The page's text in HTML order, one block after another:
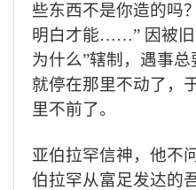
些东西不是你造的吗
明白才能……” 因被
为什么”辖制，遇事
就停在那里不动了，
里不前了。
亚伯拉罕信神，他不
伯拉罕从富足发达的